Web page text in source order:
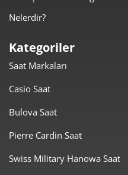
Bu sayede, stilini sık sık
dinamik kitle için ideal bir
Dayanıklı Malzemeler:
paslanmaz çelik kasalar ve
tercih edilir.
Hafif ve Ergonomik Yapı:
Koleksiyondaki Öne
Modelleri
French Connection saat
Nelerdir?
Kategoriler
Saat Markaları
Casio Saat
Bulova Saat
Pierre Cardin Saat
Swiss Military Hanowa Saat